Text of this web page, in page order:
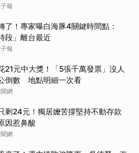
報
了！專家曝白海豚4關鍵時間點：
段」離台最近
報
21元中大獎！「5張千萬發票」沒人
倒數 地點明細一次看
網
剩24元！獨居嬤苦撐堅持不動存款
因惹鼻酸
網